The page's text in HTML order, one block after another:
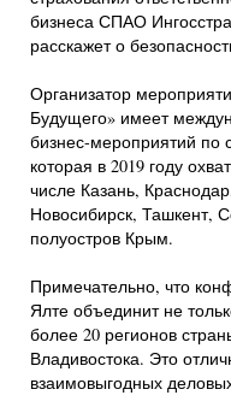
бизнеса СПАО
расскажет о
Организатор
Будущего» имеет
бизнес-мероприятий по
которая в 2019 году
числе Казань,
Новосибирск, Ташкент,
полуостров Крым.
Примечательно, что
Ялте объединит не
более 20 регионов
Владивостока. Это
взаимовыгодных